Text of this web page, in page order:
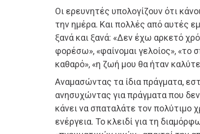
Οι ερευνητές υπολογίζουν ότι
την ημέρα. Και πολλές από αυτές
ξανά και ξανά: «Δεν έχω αρκετό
φορέσω», «φαίνομαι γελοίος», «το
καθαρό», «η ζωή μου θα ήταν
Αναμασώντας τα ίδια πράγματα,
ανησυχώντας για πράγματα που
κάνει να σπαταλάτε τον πολύτιμο
ενέργεια. Το κλειδί για τη